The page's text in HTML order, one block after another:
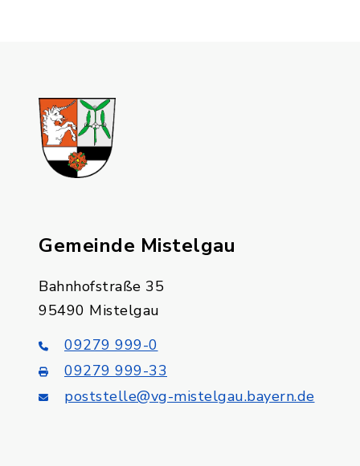
Gemeinde Mistelgau
Bahnhofstraße 35
95490 Mistelgau
09279 999-0
09279 999-33
poststelle@vg-mistelgau.bayern.de